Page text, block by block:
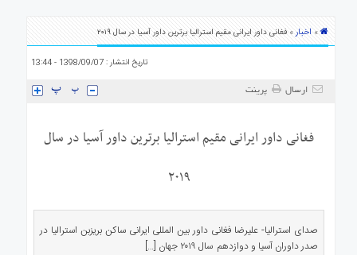
» اخبار» فغانی داور ایرانی مقیم استرالیا برترین داور آسیا در سال ۲۰۱۹
تاریخ انتشار : 1398/09/07 - 13:44
ارسال پرینت
فغانی داور ایرانی مقیم استرالیا برترین داور آسیا در سال
۲۰۱۹
صدای استرالیا- علیرضا فغانی داور بین المللی ایرانی ساکن بریزبن استرالیا در
صدر داوران آسیا و دوازدهم سال ۲۰۱۹ جهان […]